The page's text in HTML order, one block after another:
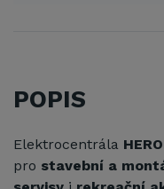
POPIS
Elektrocentrála
pro stavební a